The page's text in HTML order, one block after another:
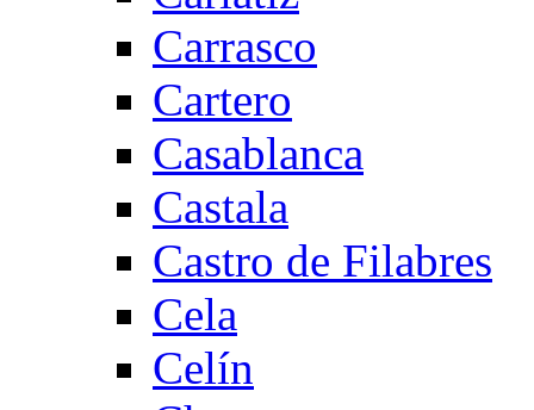
Carrasco
Cartero
Casablanca
Castala
Castro de Filabres
Cela
Celín